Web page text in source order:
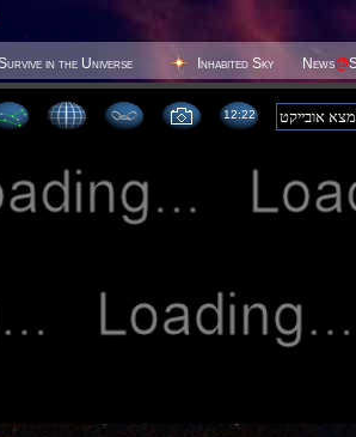
in the Universe Inhabited Sky News@
12:22